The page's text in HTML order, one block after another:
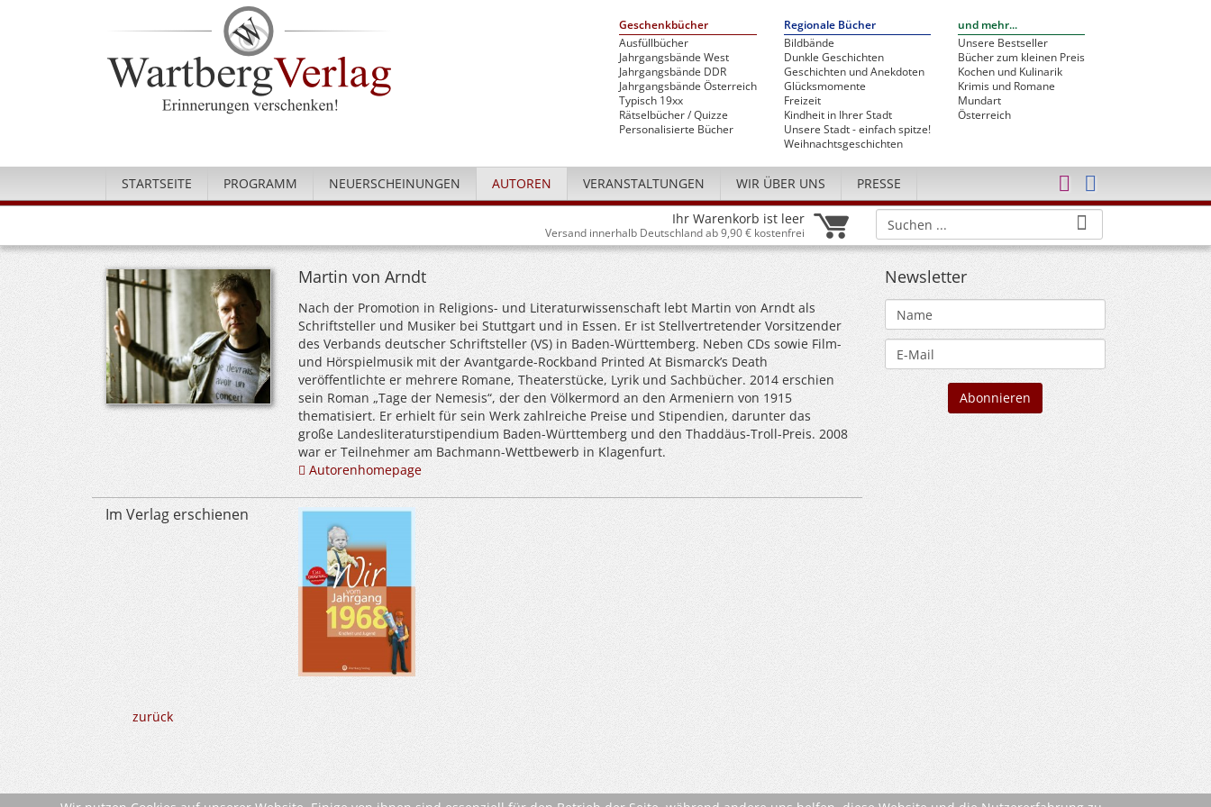
Geschenkbücher
Ausfüllbücher
Jahrgangsbände West
Jahrgangsbände DDR
Jahrgangsbände Österreich
Typisch 19xx
Rätselbücher / Quizze
Personalisierte Bücher
Regionale Bücher
Bildbände
Dunkle Geschichten
Geschichten und Anekdoten
Glücksmomente
Freizeit
Kindheit in Ihrer Stadt
Unsere Stadt - einfach spitze!
Weihnachtsgeschichten
und mehr...
Unsere Bestseller
Bücher zum kleinen Preis
Kochen und Kulinarik
Krimis und Romane
Mundart
Österreich
STARTSEITE PROGRAMM NEUERSCHEINUNGEN AUTOREN VERANSTALTUNGEN WIR ÜBER UNS PRESSE
Ihr Warenkorb ist leer
Versand innerhalb Deutschland ab 9,90 € kostenfrei
Martin von Arndt
Nach der Promotion in Religions- und Literaturwissenschaft lebt Martin von Arndt als
Schriftsteller und Musiker bei Stuttgart und in Essen. Er ist Stellvertretender Vorsitzender
des Verbands deutscher Schriftsteller (VS) in Baden-Württemberg. Neben CDs sowie Film-
und Hörspielmusik mit der Avantgarde-Rockband Printed At Bismarck’s Death
veröffentlichte er mehrere Romane, Theaterstücke, Lyrik und Sachbücher. 2014 erschien
sein Roman „Tage der Nemesis“, der den Völkermord an den Armeniern von 1915
thematisiert. Er erhielt für sein Werk zahlreiche Preise und Stipendien, darunter das
große Landesliteraturstipendium Baden-Württemberg und den Thaddäus-Troll-Preis. 2008
war er Teilnehmer am Bachmann-Wettbewerb in Klagenfurt.
Autorenhomepage
Im Verlag erschienen
zurück
Newsletter